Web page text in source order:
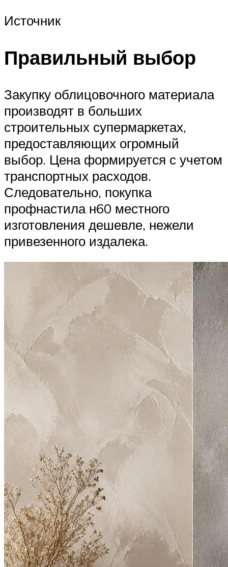
Источник
Правильный выбор
Закупку облицовочного материала
производят в больших
строительных супермаркетах,
предоставляющих огромный
выбор. Цена формируется с учетом
транспортных расходов.
Следовательно, покупка
профнастила н60 местного
изготовления дешевле, нежели
привезенного издалека.